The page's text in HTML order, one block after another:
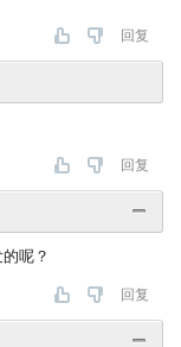
回复
回复
呢？
回复